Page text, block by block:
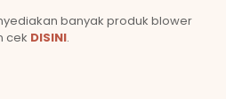
banyak produk blower
cek DISINI.